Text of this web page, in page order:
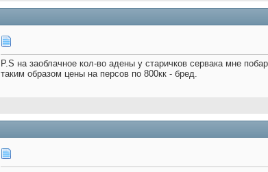
P.S на заоблачное кол-во адены у старичков сервака мне
таким образом цены на персов по 800кк - бред.